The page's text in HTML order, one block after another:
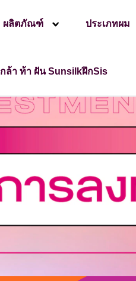
ผลิตภัณฑ์ ประเภทผม
กล้า ท้า ฝัน SunsilkฝึกSis